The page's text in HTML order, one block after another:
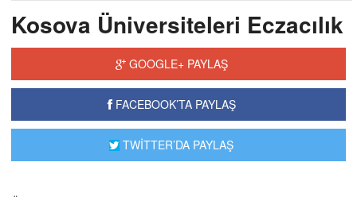
Kosova Üniversiteleri Eczacılık
GOOGLE+ PAYLAŞ
FACEBOOK’TA PAYLAŞ
TWİTTER’DA PAYLAŞ